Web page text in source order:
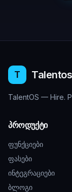
T Talentos
TalentOS — Hire.
პროდუქტი
ფუნქციები
ფასები
ინტეგრაციები
ბლოგი